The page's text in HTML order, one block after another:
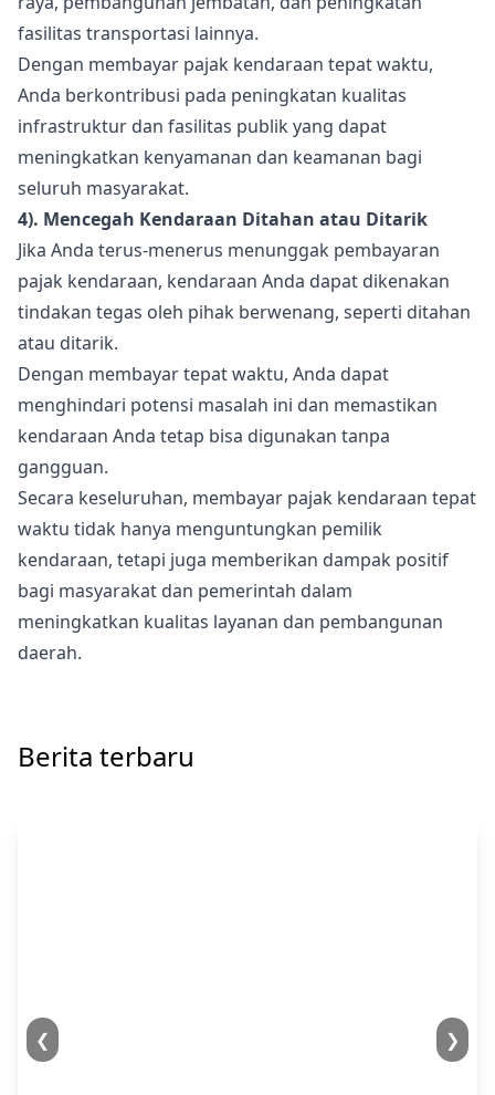
fasilitas transportasi lainnya.
Dengan membayar pajak kendaraan tepat waktu,
Anda berkontribusi pada peningkatan kualitas
infrastruktur dan fasilitas publik yang dapat
meningkatkan kenyamanan dan keamanan bagi
seluruh masyarakat.
4). Mencegah Kendaraan Ditahan atau Ditarik
Jika Anda terus-menerus menunggak pembayaran
pajak kendaraan, kendaraan Anda dapat dikenakan
tindakan tegas oleh pihak berwenang, seperti ditahan
atau ditarik.
Dengan membayar tepat waktu, Anda dapat
menghindari potensi masalah ini dan memastikan
kendaraan Anda tetap bisa digunakan tanpa
gangguan.
Secara keseluruhan, membayar pajak kendaraan tepat
waktu tidak hanya menguntungkan pemilik
kendaraan, tetapi juga memberikan dampak positif
bagi masyarakat dan pemerintah dalam
meningkatkan kualitas layanan dan pembangunan
daerah.
Berita terbaru
❮ ❯